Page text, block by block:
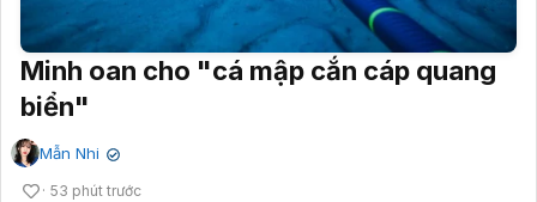
Minh oan cho "cá mập cắn cáp quang
biển"
Mẫn Nhi ✔
53 phút trước